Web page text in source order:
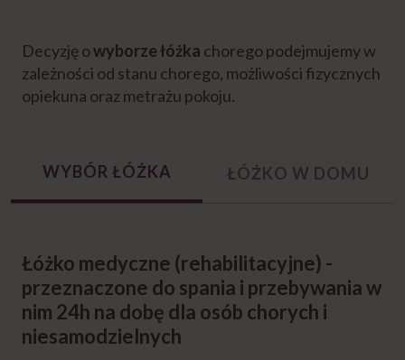
Jak przystosować łazienkę dla chorego w
domu?
Jakie łóżko wybrać dla chorego?
Czym jest łóżko medyczne
(rehabilitacyjne)?
Zasady sanitarne w opiece nad chorym w
domu
Decyzję owyborze łóżka chorego podejmujemy w
zależności od stanu chorego, możliwości fizycznych
opiekuna oraz metrażu pokoju.
WYBÓR ŁÓŻKA ŁÓŻKO W DOMU
Łóżko medyczne (rehabilitacyjne) -
przeznaczone do spania i przebywania w
nim 24h na dobę dla osób chorych i
niesamodzielnych